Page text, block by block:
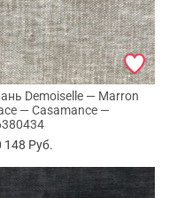
Demoiselle — Marron
— Casamance —
148 Руб.